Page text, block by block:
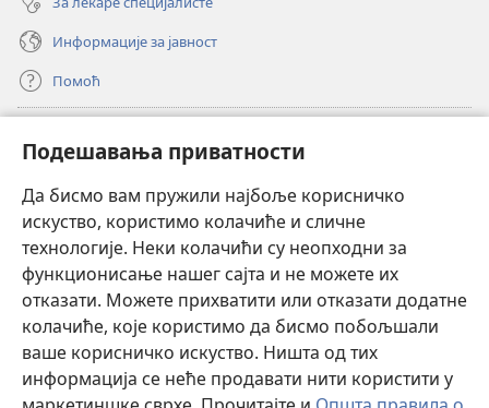
Подешавања приватности
Да бисмо вам пружили најбоље корисничко
искуство, користимо колачиће и сличне
технологије. Неки колачићи су неопходни за
функционисање нашег сајта и не можете их
отказати. Можете прихватити или отказати додатне
колачиће, које користимо да бисмо побољшали
ваше корисничко искуство. Ништа од тих
информација се неће продавати нити користити у
Информације за јавност
Помоћ
(отвара
нови
прозор)ОНЛАЈН БИБЛИОТЕКА Watchtower
(отвара
нови
прозор)JW Hub®
(отвара
нови
прозор)JW Library
Watchtower Library ®